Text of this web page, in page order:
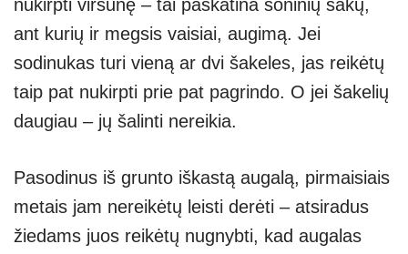
nukirpti viršūnę – tai paskatina šoninių šakų,
ant kurių ir megsis vaisiai, augimą. Jei
sodinukas turi vieną ar dvi šakeles, jas reikėtų
taip pat nukirpti prie pat pagrindo. O jei šakelių
daugiau – jų šalinti nereikia.
Pasodinus iš grunto iškastą augalą, pirmaisiais
metais jam nereikėtų leisti derėti – atsiradus
žiedams juos reikėtų nugnybti, kad augalas